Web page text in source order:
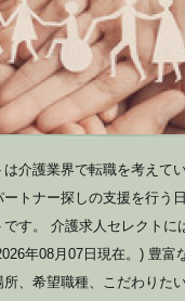
介護業界で転職を考えて
トナー探しの支援を行う
す。 介護求人セレクトに
年08月07日現在。) 豊富
、希望職種、こだわりた